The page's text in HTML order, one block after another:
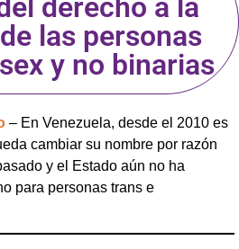
derecho a la
las personas
y no binarias
– En Venezuela, desde el 2010 es
cambiar su nombre por razón
y el Estado aún no ha
para personas trans e